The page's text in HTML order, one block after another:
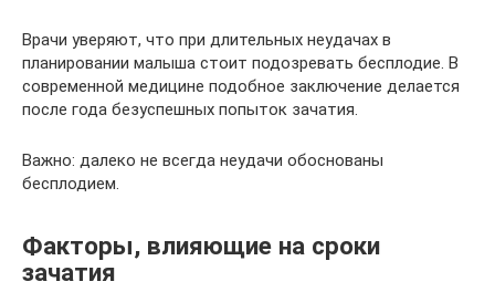
Врачи уверяют, что при длительных неудачах в
планировании малыша стоит подозревать бесплодие. В
современной медицине подобное заключение делается
после года безуспешных попыток зачатия.
Важно: далеко не всегда неудачи обоснованы
бесплодием.
Факторы, влияющие на сроки
зачатия